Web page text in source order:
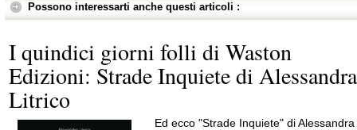
Possono interessarti anche questi articoli :
I quindici giorni folli di Waston
Edizioni: Strade Inquiete di Alessandra
Litrico
Ed ecco "Strade Inquiete" di Alessandra